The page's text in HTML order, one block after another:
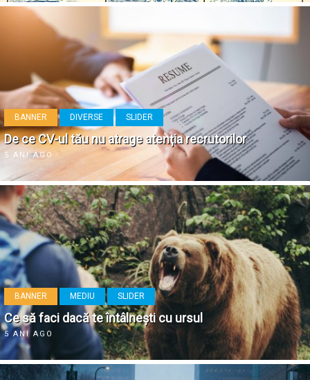
BANNER DIVERSE SLIDER
De ce CV-ul tău nu atrage atenția recrutorilor
5 ANI AGO
BANNER MEDIU SLIDER
Ce să faci dacă te întâlnești cu ursul
5 ANI AGO